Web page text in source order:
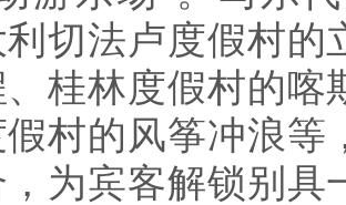
利切法卢度假村
桂林度假村的
村的风筝冲浪等
为宾客解锁别具